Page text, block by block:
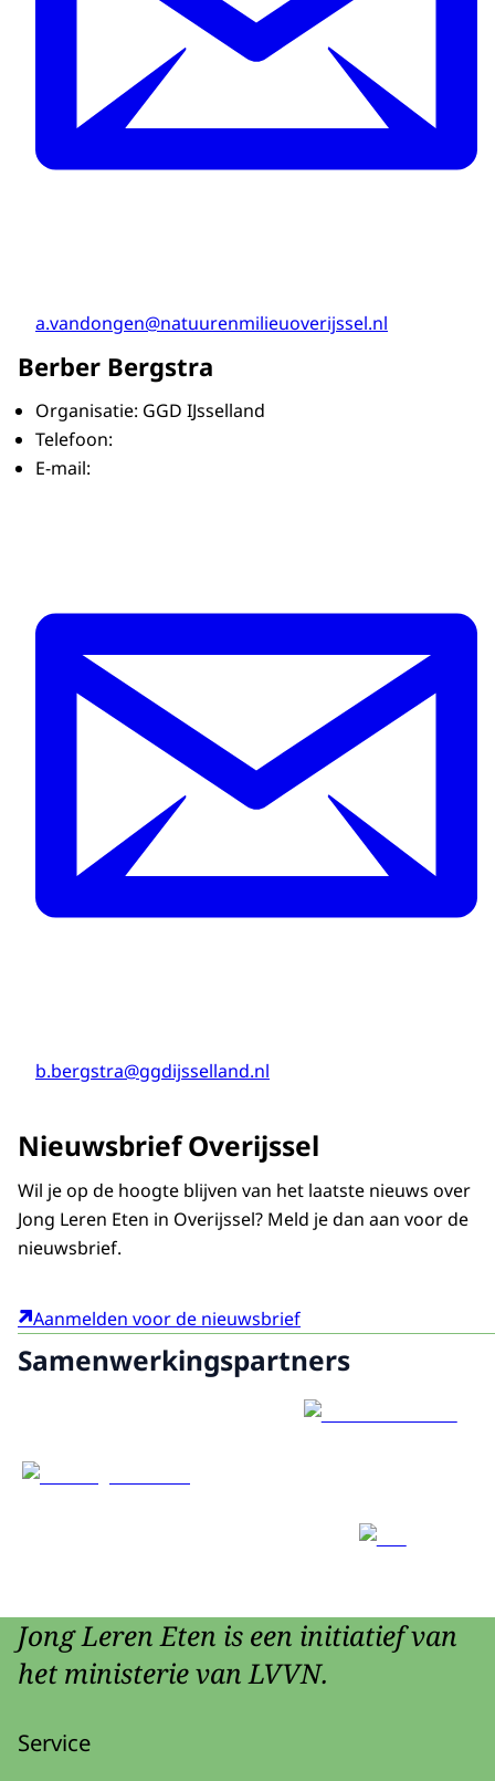
a.vandongen@natuurenmilieuoverijssel.nl
Berber Bergstra
Organisatie: GGD IJsselland
Telefoon:
E-mail:
b.bergstra@ggdijsselland.nl
Nieuwsbrief Overijssel
Wil je op de hoogte blijven van het laatste nieuws over
Jong Leren Eten in Overijssel? Meld je dan aan voor de
nieuwsbrief.
Aanmelden voor de nieuwsbrief
Samenwerkingspartners
Jong Leren Eten is een initiatief van
het ministerie van LVVN.
Service